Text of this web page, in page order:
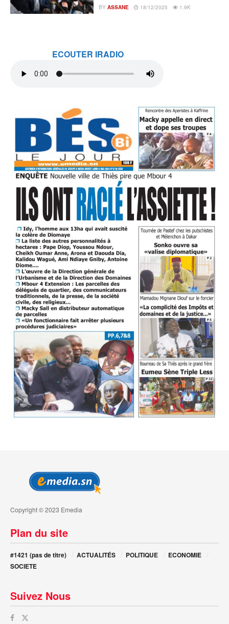
BY ASSANE 18/12/2025 1.9K
ECOUTER IRADIO
Copyright © 2023 Emedia
Plan du site
#1421 (pas de titre) ACTUALITÉS POLITIQUE
ECONOMIE
SOCIETE
Suivez Nous